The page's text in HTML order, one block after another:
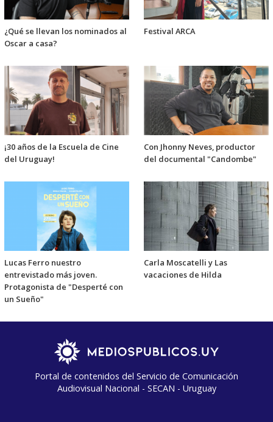
¿Qué se llevan los nominados al
Oscar a casa?
Festival ARCA
¡30 años de la Escuela de Cine
del Uruguay!
Con Jhonny Neves, productor
del documental "Candombe"
Lucas Ferro nuestro
entrevistado más joven.
Protagonista de "Desperté con
un Sueño"
Carla Moscatelli y Las
vacaciones de Hilda
Portal de contenidos del Servicio de Comunicación
Audiovisual Nacional - SECAN - Uruguay